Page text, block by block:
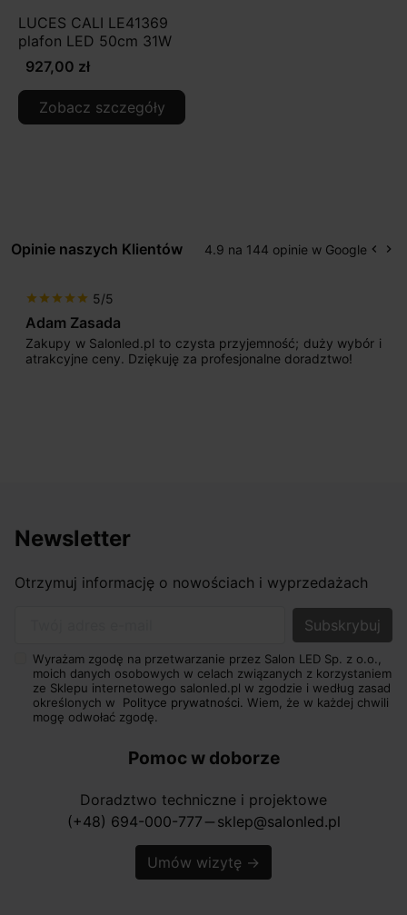
LUCES CALI LE41369
plafon LED 50cm 31W
927,00 zł
Zobacz szczegóły
Opinie naszych Klientów 4.9 na 144 opinie w Google keyboard_arrow_left keyboard_arrow_right
star star star star star 5/5
Adam Zasada
Zakupy w Salonled.pl to czysta przyjemność; duży wybór i
atrakcyjne ceny. Dziękuję za profesjonalne doradztwo!
Newsletter
Otrzymuj informację o nowościach i wyprzedażach
Wyrażam zgodę na przetwarzanie przez Salon LED Sp. z o.o.,
moich danych osobowych w celach związanych z korzystaniem
ze Sklepu internetowego salonled.pl w zgodzie i według zasad
określonych w Polityce prywatności. Wiem, że w każdej chwili
mogę odwołać zgodę.
Pomoc w doborze
Doradztwo techniczne i projektowe
(+48) 694-000-777 horizontal_rule sklep@salonled.pl
Umów wizytę →